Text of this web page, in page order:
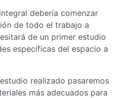
debería comenzar
de todo el trabajo a
de un primer estudio
específicas del espacio a
realizado pasaremos
más adecuados para